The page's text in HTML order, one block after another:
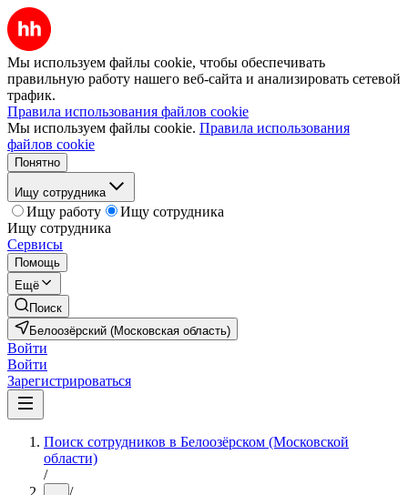
Мы используем файлы cookie, чтобы обеспечивать
правильную работу нашего веб-сайта и анализировать сетевой
трафик.
Правила использования файлов cookie
Мы используем файлы cookie. Правила использования
файлов cookie
Понятно
Ищу сотрудника
Ищу работу
Ищу сотрудника
Ищу сотрудника
Сервисы
Помощь
Ещё
Поиск
Белоозёрский (Московская область)
Войти
Войти
Зарегистрироваться
Поиск сотрудников в Белоозёрском (Московской
области)
/
/